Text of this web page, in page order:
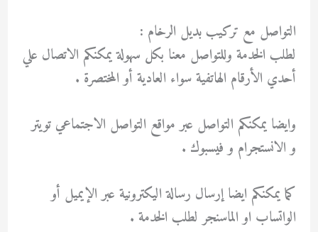
التواصل مع تركيب بديل الرخام :
لطلب الخدمة وللتواصل معنا بكل سهولة يمكنكم الاتصال علي
أحدي الأرقام الهاتفية سواء العادية أو المختصرة .
وايضا يمكنكم التواصل عبر مواقع التواصل الاجتماعي تويتر
و الانستجرام و فيسبوك .
كما يمكنكم ايضا إرسال رسالة اليكترونية عبر الإيميل أو
الواتساب او الماسنجر لطلب الخدمة .